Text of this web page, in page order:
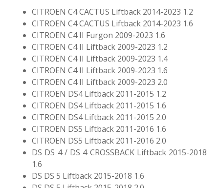
CITROEN C4 CACTUS Liftback 2014-2023 1.2
CITROEN C4 CACTUS Liftback 2014-2023 1.6
CITROEN C4 II Furgon 2009-2023 1.6
CITROEN C4 II Liftback 2009-2023 1.2
CITROEN C4 II Liftback 2009-2023 1.4
CITROEN C4 II Liftback 2009-2023 1.6
CITROEN C4 II Liftback 2009-2023 2.0
CITROEN DS4 Liftback 2011-2015 1.2
CITROEN DS4 Liftback 2011-2015 1.6
CITROEN DS4 Liftback 2011-2015 2.0
CITROEN DS5 Liftback 2011-2016 1.6
CITROEN DS5 Liftback 2011-2016 2.0
DS DS 4 / DS 4 CROSSBACK Liftback 2015-2018
1.6
DS DS 5 Liftback 2015-2018 1.6